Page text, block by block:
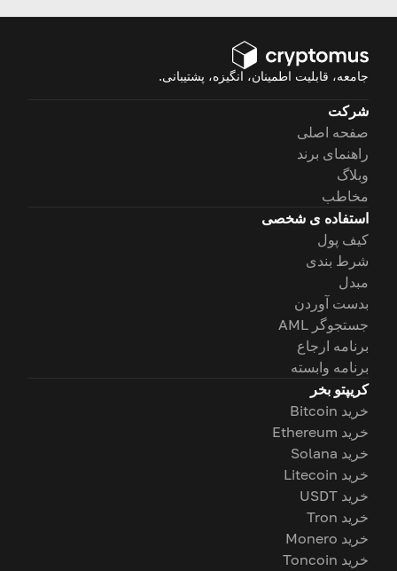
جامعه، قابلیت اطمینان، انگیزه، پشتیبانی.
شرکت
صفحه اصلی
راهنمای برند
وبلاگ
مخاطب
استفاده ی شخصی
کیف پول
شرط بندی
مبدل
بدست آوردن
جستجوگر AML
برنامه ارجاع
برنامه وابسته
کریپتو بخر
خرید Bitcoin
خرید Ethereum
خرید Solana
خرید Litecoin
خرید USDT
خرید Tron
خرید Monero
خرید Toncoin